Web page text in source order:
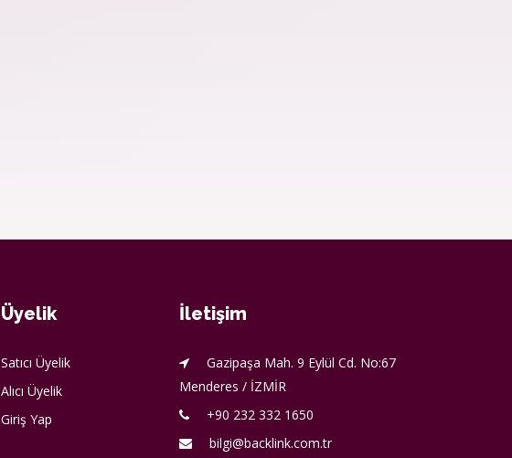
Üyelik
Satıcı Üyelik
Alıcı Üyelik
Giriş Yap
İletişim
Gazipaşa Mah. 9 Eylül Cd. No:67
Menderes / İZMİR
+90 232 332 1650
bilgi@backlink.com.tr